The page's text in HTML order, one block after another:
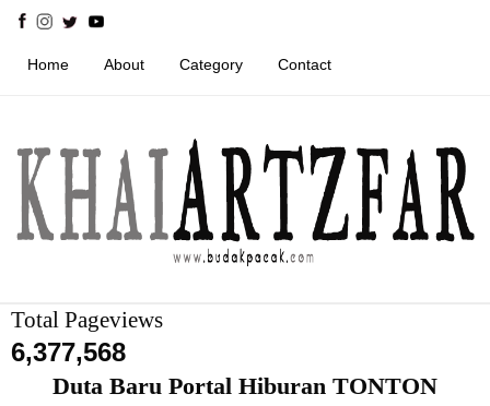
Home About Category Contact
Total Pageviews
6,377,568
Duta Baru Portal Hiburan TONTON